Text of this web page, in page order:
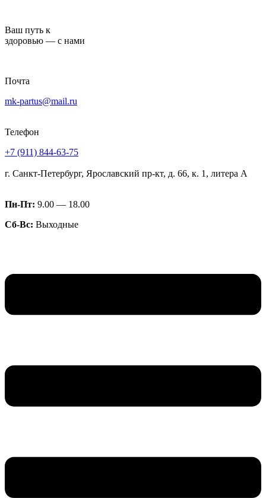
содержимому
Ваш путь к
здоровью — с нами
Почта
mk-partus@mail.ru
Телефон
+7 (911) 844-63-75
г. Санкт-Петербург, Ярославский пр-кт, д. 66, к. 1, литера А
Пн-Пт: 9.00 — 18.00
Сб-Вс: Выходные